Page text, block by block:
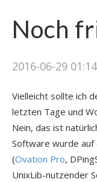
Noch
2016-06-29 01:14
Vielleicht sollte ich
letzten Tage und
Nein, das ist
Software wurde auf
(Ovation Pro,
UnixLib-nutzender